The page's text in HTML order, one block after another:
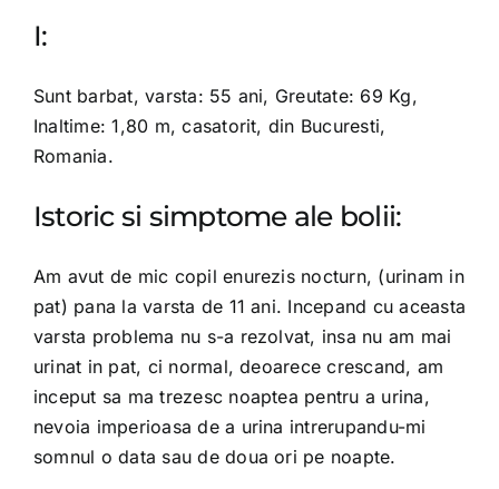
OPINIE MEDICALA
I:
Sunt barbat, varsta: 55 ani, Greutate: 69 Kg,
Inaltime: 1,80 m, casatorit, din Bucuresti,
Romania.
Istoric si simptome ale bolii:
Am avut de mic copil enurezis nocturn, (urinam in
pat) pana la varsta de 11 ani. Incepand cu aceasta
varsta problema nu s-a rezolvat, insa nu am mai
urinat in pat, ci normal, deoarece crescand, am
inceput sa ma trezesc noaptea pentru a urina,
nevoia imperioasa de a urina intrerupandu-mi
somnul o data sau de doua ori pe noapte.